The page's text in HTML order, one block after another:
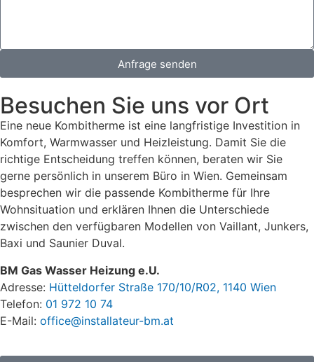
Anfrage senden
Besuchen Sie uns vor Ort
Eine neue Kombitherme ist eine langfristige Investition in
Komfort, Warmwasser und Heizleistung. Damit Sie die
richtige Entscheidung treffen können, beraten wir Sie
gerne persönlich in unserem Büro in Wien. Gemeinsam
besprechen wir die passende Kombitherme für Ihre
Wohnsituation und erklären Ihnen die Unterschiede
zwischen den verfügbaren Modellen von Vaillant, Junkers,
Baxi und Saunier Duval.
BM Gas Wasser Heizung e.U.
Adresse: Hütteldorfer Straße 170/10/R02, 1140 Wien
Telefon: 01 972 10 74
E-Mail: office@installateur-bm.at